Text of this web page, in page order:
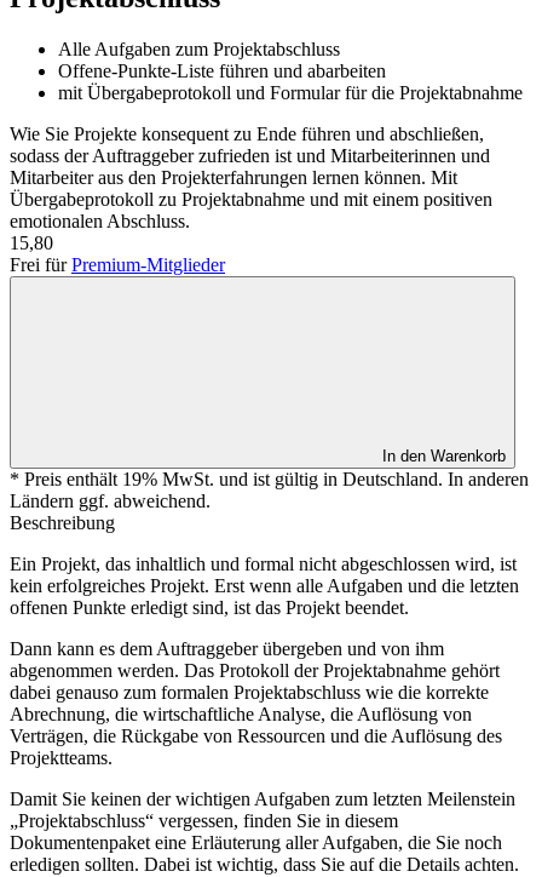
Alle Aufgaben zum Projektabschluss
Offene-Punkte-Liste führen und abarbeiten
mit Übergabeprotokoll und Formular für die Projektabnahme
Wie Sie Projekte konsequent zu Ende führen und abschließen,
sodass der Auftraggeber zufrieden ist und Mitarbeiterinnen und
Mitarbeiter aus den Projekterfahrungen lernen können. Mit
Übergabeprotokoll zu Projektabnahme und mit einem positiven
emotionalen Abschluss.
15,80
Frei fürPremium-Mitglieder
In den Warenkorb
* Preis enthält 19% MwSt. und ist gültig in Deutschland. In anderen
Ländern ggf. abweichend.
Beschreibung
Ein Projekt, das inhaltlich und formal nicht abgeschlossen wird, ist
kein erfolgreiches Projekt. Erst wenn alle Aufgaben und die letzten
offenen Punkte erledigt sind, ist das Projekt beendet.
Dann kann es dem Auftraggeber übergeben und von ihm
abgenommen werden. Das Protokoll der Projektabnahme gehört
dabei genauso zum formalen Projektabschluss wie die korrekte
Abrechnung, die wirtschaftliche Analyse, die Auflösung von
Verträgen, die Rückgabe von Ressourcen und die Auflösung des
Projektteams.
Damit Sie keinen der wichtigen Aufgaben zum letzten Meilenstein
„Projektabschluss“ vergessen, finden Sie in diesem
Dokumentenpaket eine Erläuterung aller Aufgaben, die Sie noch
erledigen sollten. Dabei ist wichtig, dass Sie auf die Details achten.